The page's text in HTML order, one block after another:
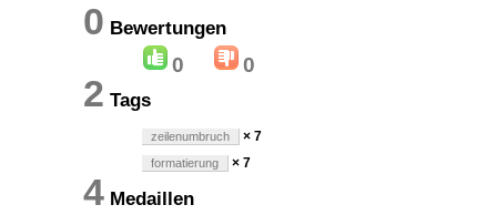
0 Bewertungen
0 0
2 Tags
zeilenumbruch × 7
formatierung × 7
4 Medaillen